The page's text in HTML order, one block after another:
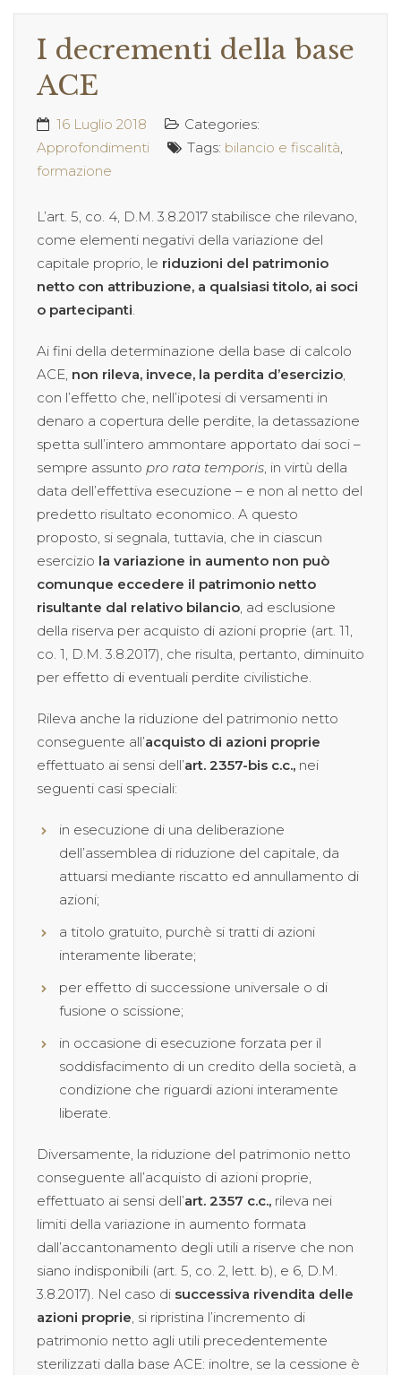
I decrementi della base
ACE
16 Luglio 2018
Categories:
Approfondimenti
Tags: bilancio e fiscalità
formazione
L’art. 5, co. 4, D.M. 3.8.2017 stabilisce che rilevano,
come elementi negativi della variazione del
capitale proprio, le riduzioni del patrimonio
netto con attribuzione, a qualsiasi titolo, ai soci
o partecipanti
Ai fini della determinazione della base di calcolo
ACE, non rileva, invece, la perdita d’esercizio
con l’effetto che, nell’ipotesi di versamenti in
denaro a copertura delle perdite, la detassazione
spetta sull’intero ammontare apportato dai soci –
sempre assunto pro rata temporis , in virtù della
data dell’effettiva esecuzione – e non al netto del
predetto risultato economico. A questo
proposto, si segnala, tuttavia, che in ciascun
esercizio la variazione in aumento non può
comunque eccedere il patrimonio netto
risultante dal relativo bilancio , ad esclusione
della riserva per acquisto di azioni proprie (art. 11,
co. 1, D.M. 3.8.2017), che risulta, pertanto, diminuito
per effetto di eventuali perdite civilistiche.
Rileva anche la riduzione del patrimonio netto
conseguente all’acquisto di azioni proprie
effettuato ai sensi dell’art. 2357-bis c.c., nei
seguenti casi speciali:
in esecuzione di una deliberazione
dell’assemblea di riduzione del capitale, da
attuarsi mediante riscatto ed annullamento di
azioni;
a titolo gratuito, purchè si tratti di azioni
interamente liberate;
per effetto di successione universale o di
fusione o scissione;
in occasione di esecuzione forzata per il
soddisfacimento di un credito della società, a
condizione che riguardi azioni interamente
liberate.
Diversamente, la riduzione del patrimonio netto
conseguente all’acquisto di azioni proprie,
effettuato ai sensi dell’art. 2357 c.c., rileva nei
limiti della variazione in aumento formata
dall’accantonamento degli utili a riserve che non
siano indisponibili (art. 5, co. 2, lett. b), e 6, D.M.
3.8.2017). Nel caso di successiva rivendita delle
azioni proprie , si ripristina l’incremento di
patrimonio netto agli utili precedentemente
sterilizzati dalla base ACE: inoltre, se la cessione è